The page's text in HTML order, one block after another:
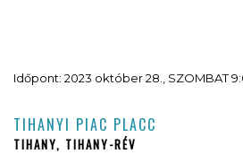
Időpont: 2023 október 28., SZOMBAT
TIHANYI PIAC PLACC
TIHANY, TIHANY-RÉV